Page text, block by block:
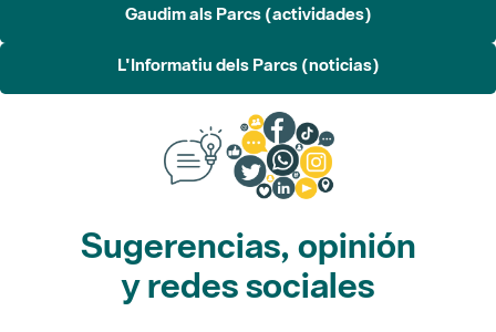
Gaudim als Parcs (actividades)
L'Informatiu dels Parcs (noticias)
Sugerencias, opinión
y redes sociales